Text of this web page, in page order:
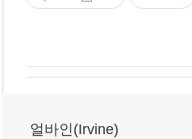
얼바인(Irvine)